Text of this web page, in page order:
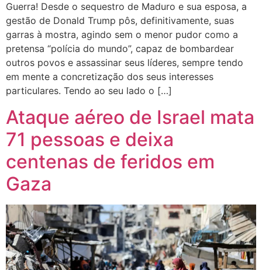
Guerra! Desde o sequestro de Maduro e sua esposa, a
gestão de Donald Trump pôs, definitivamente, suas
garras à mostra, agindo sem o menor pudor como a
pretensa “polícia do mundo”, capaz de bombardear
outros povos e assassinar seus líderes, sempre tendo
em mente a concretização dos seus interesses
particulares. Tendo ao seu lado o […]
Ataque aéreo de Israel mata
71 pessoas e deixa
centenas de feridos em
Gaza